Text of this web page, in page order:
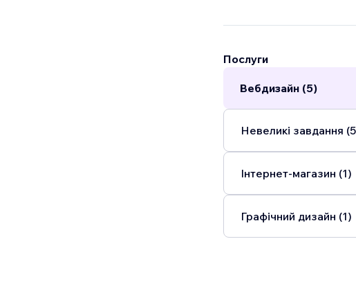
Послуги
Вебдизайн (5)
Невеликі завдання
Інтернет-магазин (1)
Графічний дизайн (1)